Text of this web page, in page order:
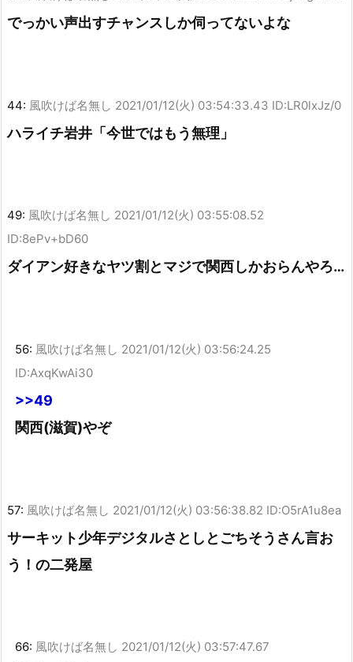
でっかい声出すチャンスしか伺ってないよな
44: 風吹けば名無し 2021/01/12(火) 03:54:33.43 ID:LR0lxJz/0
ハライチ岩井「今世ではもう無理」
49: 風吹けば名無し 2021/01/12(火) 03:55:08.52
ID:8ePv+bD60
ダイアン好きなヤツ割とマジで関西しかおらんやろ…
56: 風吹けば名無し 2021/01/12(火) 03:56:24.25
ID:AxqKwAi30
>>49
関西(滋賀)やぞ
57: 風吹けば名無し 2021/01/12(火) 03:56:38.82 ID:O5rA1u8ea
サーキット少年デジタルさとしとごちそうさん言お
う！の二発屋
66: 風吹けば名無し 2021/01/12(火) 03:57:47.67